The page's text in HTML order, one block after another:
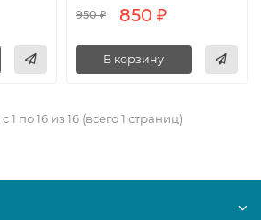
950 ₽ 850 ₽
В корзину
1 по 16 из 16 (всего 1 страниц)